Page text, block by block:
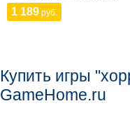
1 189 руб.
Купить игры
GameHome.ru